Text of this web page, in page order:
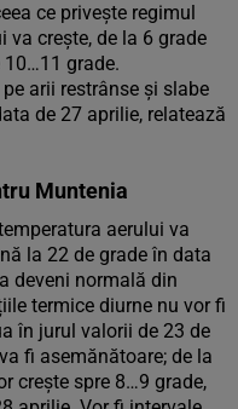
ce privește regimul
va crește, de la 6 grade
grade.
arii restrânse și slabe
de 27 aprilie, relatează
Muntenia
aerului va
la 22 de grade în data
deveni normală din
termice diurne nu vor fi
în jurul valorii de 23 de
fi asemănătoare; de la
crește spre 8…9 grade,